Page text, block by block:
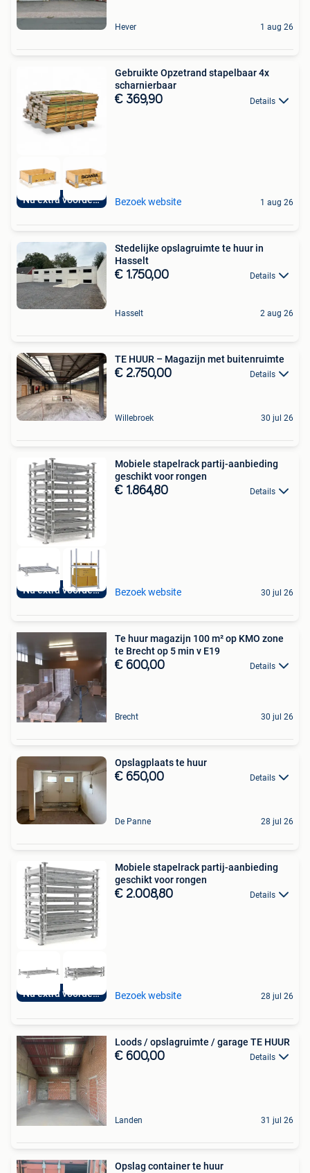
Hever 1 aug 26
Nu extra voordelig
Gebruikte Opzetrand stapelbaar 4x
scharnierbaar
€ 369,90 Details
Bezoek website 1 aug 26
Stedelijke opslagruimte te huur in
Hasselt
€ 1.750,00 Details
Hasselt 2 aug 26
TE HUUR – Magazijn met buitenruimte
€ 2.750,00 Details
Willebroek 30 jul 26
Nu extra voordelig
Mobiele stapelrack partij-aanbieding
geschikt voor rongen
€ 1.864,80 Details
Bezoek website 30 jul 26
Te huur magazijn 100 m² op KMO zone
te Brecht op 5 min v E19
€ 600,00 Details
Brecht 30 jul 26
Opslagplaats te huur
€ 650,00 Details
De Panne 28 jul 26
Nu extra voordelig
Mobiele stapelrack partij-aanbieding
geschikt voor rongen
€ 2.008,80 Details
Bezoek website 28 jul 26
Loods / opslagruimte / garage TE HUUR
€ 600,00 Details
Landen 31 jul 26
Opslag container te huur